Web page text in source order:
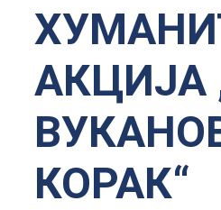
АКЦИЈА
КОРАК“